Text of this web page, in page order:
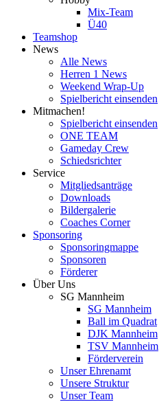
Mix-Team
Ü40
Teamshop
News
Alle News
Herren 1 News
Weekend Wrap-Up
Spielbericht einsenden
Mitmachen!
Spielbericht einsenden
ONE TEAM
Gameday Crew
Schiedsrichter
Service
Mitgliedsanträge
Downloads
Bildergalerie
Coaches Corner
Sponsoring
Sponsoringmappe
Sponsoren
Förderer
Über Uns
SG Mannheim
SG Mannheim
Ball im Quadrat
DJK Mannheim
TSV Mannheim
Förderverein
Unser Ehrenamt
Unsere Struktur
Unser Team